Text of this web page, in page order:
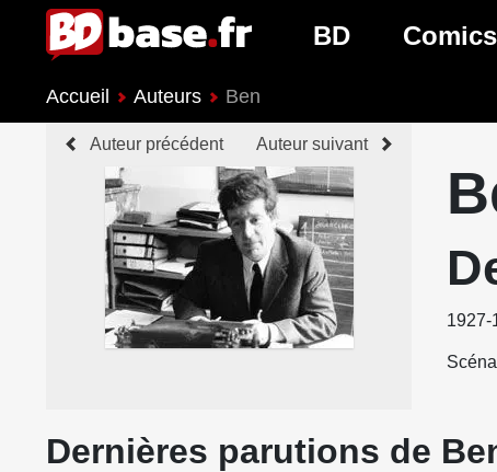
BD
Prochaines sorties
Genres BD
Comics
Genres
Accueil Auteurs Ben
Auteur précédent Auteur suivant
1927-
Dernières parutions de